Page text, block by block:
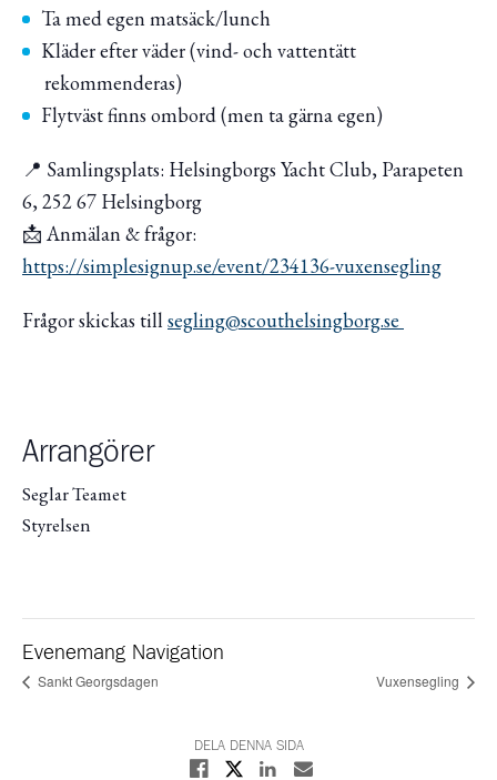
Ta med egen matsäck/lunch
Kläder efter väder (vind- och vattentätt
rekommenderas)
Flytväst finns ombord (men ta gärna egen)
📍 Samlingsplats: Helsingborgs Yacht Club, Parapeten
6, 252 67 Helsingborg
📩 Anmälan & frågor:
https://simplesignup.se/event/234136-vuxensegling
Frågor skickas tillsegling@scouthelsingborg.se
Arrangörer
Seglar Teamet
Styrelsen
Evenemang Navigation
Sankt Georgsdagen Vuxensegling
DELA DENNA SIDA
Dela på Facebook
Dela på XDela på Linkedin
Dela med E-post